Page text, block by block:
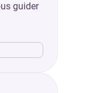
guider